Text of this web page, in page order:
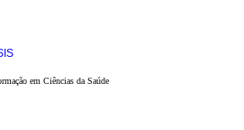
em Ciências da Saúde